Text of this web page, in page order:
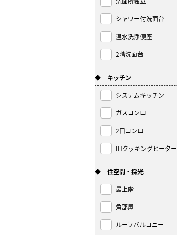
シャワー付洗面台
温水洗浄便座
2階洗面台
◆ キッチン
システムキッチン
ガスコンロ
2口コンロ
IHクッキングヒーター
◆ 住空間・採光
最上階
角部屋
ルーフバルコニー